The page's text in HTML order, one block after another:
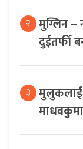
२ मुग्लिन –
दुईतर्फी
३ मुलुकलाई